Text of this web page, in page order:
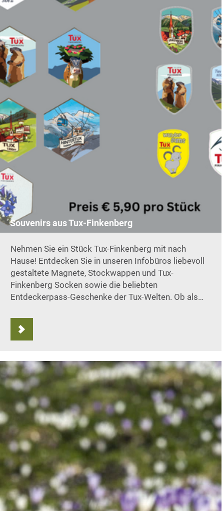
Souvenirs aus Tux-Finkenberg
Nehmen Sie ein Stück Tux-Finkenberg mit nach
Hause! Entdecken Sie in unseren Infobüros liebevoll
gestaltete Magnete, Stockwappen und Tux-
Finkenberg Socken sowie die beliebten
Entdeckerpass-Geschenke der Tux-Welten. Ob als…